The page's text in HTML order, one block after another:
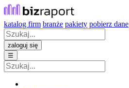
katalog firm branże pakiety pobierz dane
zaloguj się
☰